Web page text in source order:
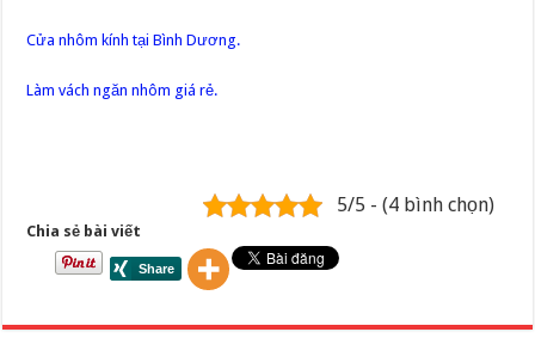
Cửa nhôm kính tại Bình Dương.
Làm vách ngăn nhôm giá rẻ.
5/5 - (4 bình chọn)
Chia sẻ bài viết